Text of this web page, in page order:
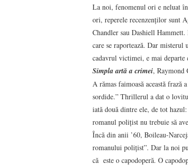
La noi, fenomenul ori e neluat
ori, reperele recenzenţilor sunt
Chandler sau Dashiell
care se raportează. Dar
cadavrul victimei, e mai
Simpla artă a crimei, Raymond
A rămas faimoasă această
sordide.” Thrillerul a dat o
iată două dintre ele, de tot
romanul poliţist nu trebuie să
Încă din anii ’60, Boileau-
romanului poliţist”. Dar la noi
că este o capodoperă. O